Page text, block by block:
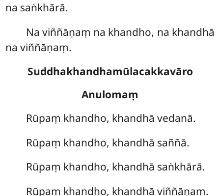
na saṅkhārā.
Na viññāṇaṃ na khandho, na khandhā
na viññāṇaṃ.
Suddhakhandhamūlacakkavāro
Anulomaṃ
Rūpaṃ khandho, khandhā vedanā.
Rūpaṃ khandho, khandhā saññā.
Rūpaṃ khandho, khandhā saṅkhārā.
Rūpaṃ khandho, khandhā viññāṇaṃ.